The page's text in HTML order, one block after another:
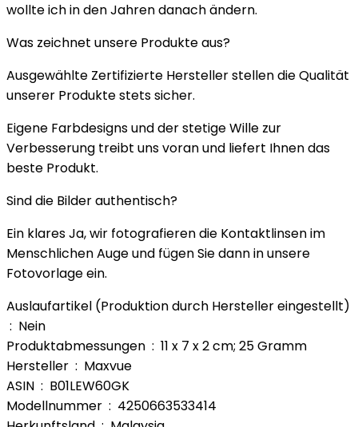
wollte ich in den Jahren danach ändern.
Was zeichnet unsere Produkte aus?
Ausgewählte Zertifizierte Hersteller stellen die Qualität
unserer Produkte stets sicher.
Eigene Farbdesigns und der stetige Wille zur
Verbesserung treibt uns voran und liefert Ihnen das
beste Produkt.
Sind die Bilder authentisch?
Ein klares Ja, wir fotografieren die Kontaktlinsen im
Menschlichen Auge und fügen Sie dann in unsere
Fotovorlage ein.
Auslaufartikel (Produktion durch Hersteller eingestellt)
‏ : ‎ Nein
Produktabmessungen ‏ : ‎ 11 x 7 x 2 cm; 25 Gramm
Hersteller ‏ : ‎ Maxvue
ASIN ‏ : ‎ B01LEW60GK
Modellnummer ‏ : ‎ 4250663533414